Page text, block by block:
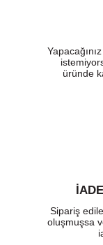
üründe
Sipariş
oluşmuşsa